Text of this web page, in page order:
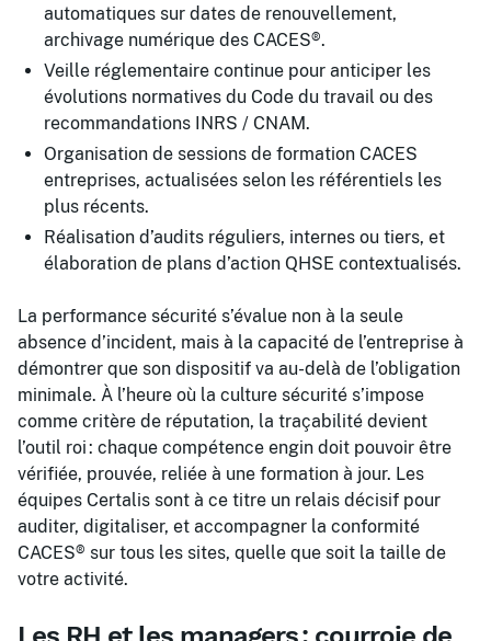
automatiques sur dates de renouvellement,
archivage numérique des CACES®.
Veille réglementaire continue pour anticiper les
évolutions normatives du Code du travail ou des
recommandations INRS / CNAM.
Organisation de sessions de formation CACES
entreprises, actualisées selon les référentiels les
plus récents.
Réalisation d’audits réguliers, internes ou tiers, et
élaboration de plans d’action QHSE contextualisés.
La performance sécurité s’évalue non à la seule
absence d’incident, mais à la capacité de l’entreprise à
démontrer que son dispositif va au-delà de l’obligation
minimale. À l’heure où la culture sécurité s’impose
comme critère de réputation, la traçabilité devient
l’outil roi : chaque compétence engin doit pouvoir être
vérifiée, prouvée, reliée à une formation à jour. Les
équipes Certalis sont à ce titre un relais décisif pour
auditer, digitaliser, et accompagner la conformité
CACES® sur tous les sites, quelle que soit la taille de
votre activité.